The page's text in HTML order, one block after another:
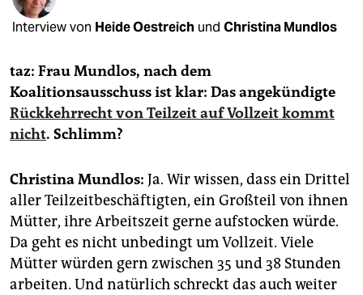
fragen & hilfe
abo
genossenschaft
epaper login
Interview von Heide Oestreich und Christina Mundlos
taz: Frau Mundlos, nach dem
Koalitionsausschuss ist klar: Das angekündigte
Rückkehrrecht von Teilzeit auf Vollzeit kommt
nicht. Schlimm?
Christina Mundlos: Ja. Wir wissen, dass ein Drittel
aller Teilzeitbeschäftigten, ein Großteil von ihnen
Mütter, ihre Arbeitszeit gerne aufstocken würde.
Da geht es nicht unbedingt um Vollzeit. Viele
Mütter würden gern zwischen 35 und 38 Stunden
arbeiten. Und natürlich schreckt das auch weiter